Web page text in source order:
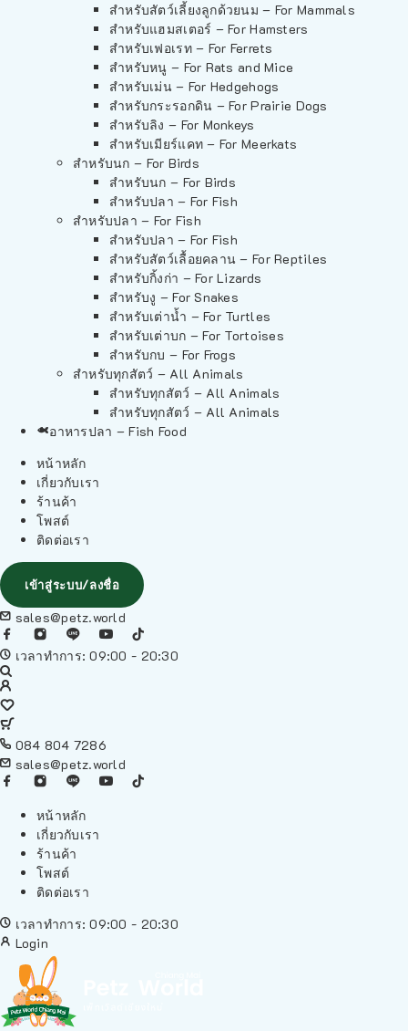
สำหรับสัตว์เลี้ยงลูกด้วยนม – For Mammals
สำหรับแฮมสเตอร์ – For Hamsters
สำหรับเฟอเรท – For Ferrets
สำหรับหนู – For Rats and Mice
สำหรับเม่น – For Hedgehogs
สำหรับกระรอกดิน – For Prairie Dogs
สำหรับลิง – For Monkeys
สำหรับเมียร์แคท – For Meerkats
สำหรับนก – For Birds
สำหรับนก – For Birds
สำหรับปลา – For Fish
สำหรับปลา – For Fish
สำหรับปลา – For Fish
สำหรับสัตว์เลื้อยคลาน – For Reptiles
สำหรับกิ้งก่า – For Lizards
สำหรับงู – For Snakes
สำหรับเต่าน้ำ – For Turtles
สำหรับเต่าบก – For Tortoises
สำหรับกบ – For Frogs
สำหรับทุกสัตว์ – All Animals
สำหรับทุกสัตว์ – All Animals
สำหรับทุกสัตว์ – All Animals
อาหารปลา – Fish Food
หน้าหลัก
เกี่ยวกับเรา
ร้านค้า
โพสต์
ติดต่อเรา
เข้าสู่ระบบ/ลงชื่อ
sales@petz.world
เวลาทำการ: 09:00 - 20:30
084 804 7286
sales@petz.world
หน้าหลัก
เกี่ยวกับเรา
ร้านค้า
โพสต์
ติดต่อเรา
เวลาทำการ: 09:00 - 20:30
Login